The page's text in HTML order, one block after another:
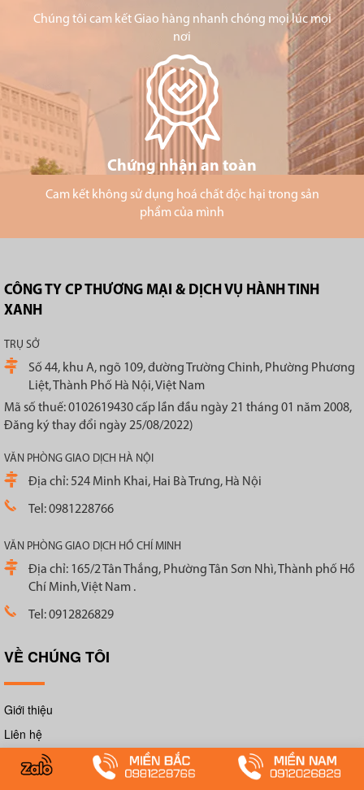
Chúng tôi cam kết Giao hàng nhanh chóng mọi lúc mọi
nơi
Chứng nhận an toàn
Cam kết không sử dụng hoá chất độc hại trong sản
phẩm của mình
CÔNG TY CP THƯƠNG MẠI & DỊCH VỤ HÀNH TINH
XANH
TRỤ SỞ
Số 44, khu A, ngõ 109, đường Trường Chinh, Phường Phương
Liệt, Thành Phố Hà Nội, Việt Nam
Mã số thuế: 0102619430 cấp lần đầu ngày 21 tháng 01 năm 2008,
Đăng ký thay đổi ngày 25/08/2022)
VĂN PHÒNG GIAO DỊCH HÀ NỘI
Địa chỉ: 524 Minh Khai, Hai Bà Trưng, Hà Nội
Tel: 0981228766
VĂN PHÒNG GIAO DỊCH HỒ CHÍ MINH
Địa chỉ: 165/2 Tân Thắng, Phường Tân Sơn Nhì, Thành phố Hồ
Chí Minh, Việt Nam .
Tel: 0912826829
VỀ CHÚNG TÔI
Giới thiệu
Liên hệ
CHĂM SÓC KHÁCH HÀNG